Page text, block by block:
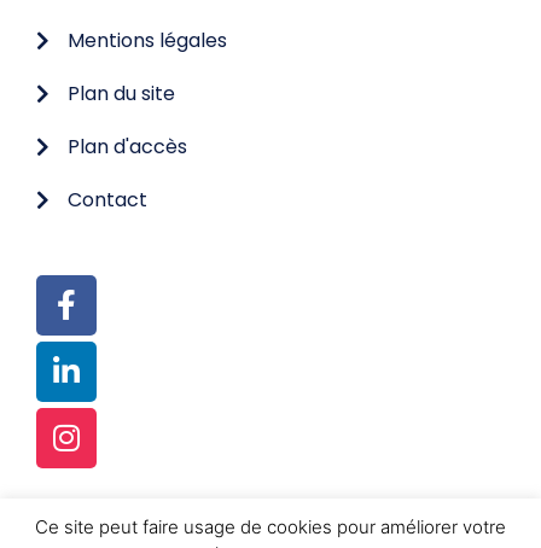
Mentions légales
Plan du site
Plan d'accès
Contact
© TOUS DROITS RÉSERVÉS
Ce site peut faire usage de cookies pour améliorer votre